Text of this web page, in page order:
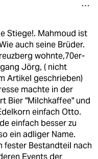
Stiege!. Mahmoud ist
auch seine Brüder.
wohnte,70er-
Jörg, ( nicht
Artikel geschrieben)
machte in der
Bier "Milchkaffee" und
einfach Otto.
einfach besser zu
ein adliger Name.
fester Bestandteil nach
Events der